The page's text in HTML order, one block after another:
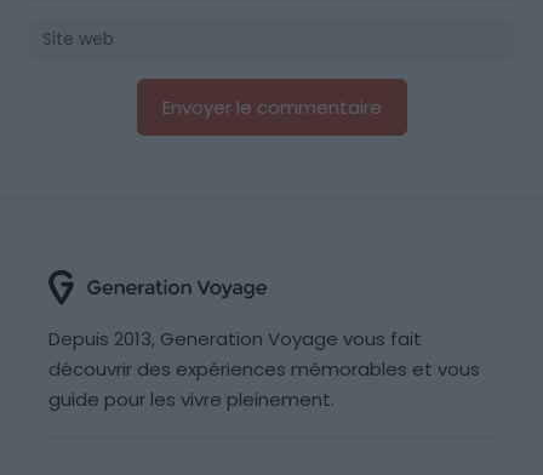
Depuis 2013, Generation Voyage vous fait
découvrir des expériences mémorables et vous
guide pour les vivre pleinement.